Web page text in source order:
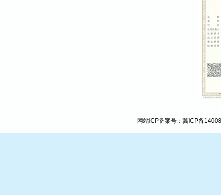
网站ICP备案号： 冀ICP备